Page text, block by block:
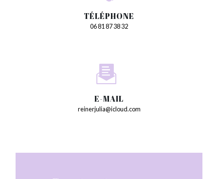
TÉLÉPHONE
06 81 87 38 32
E-MAIL
reinerjulia@icloud.com